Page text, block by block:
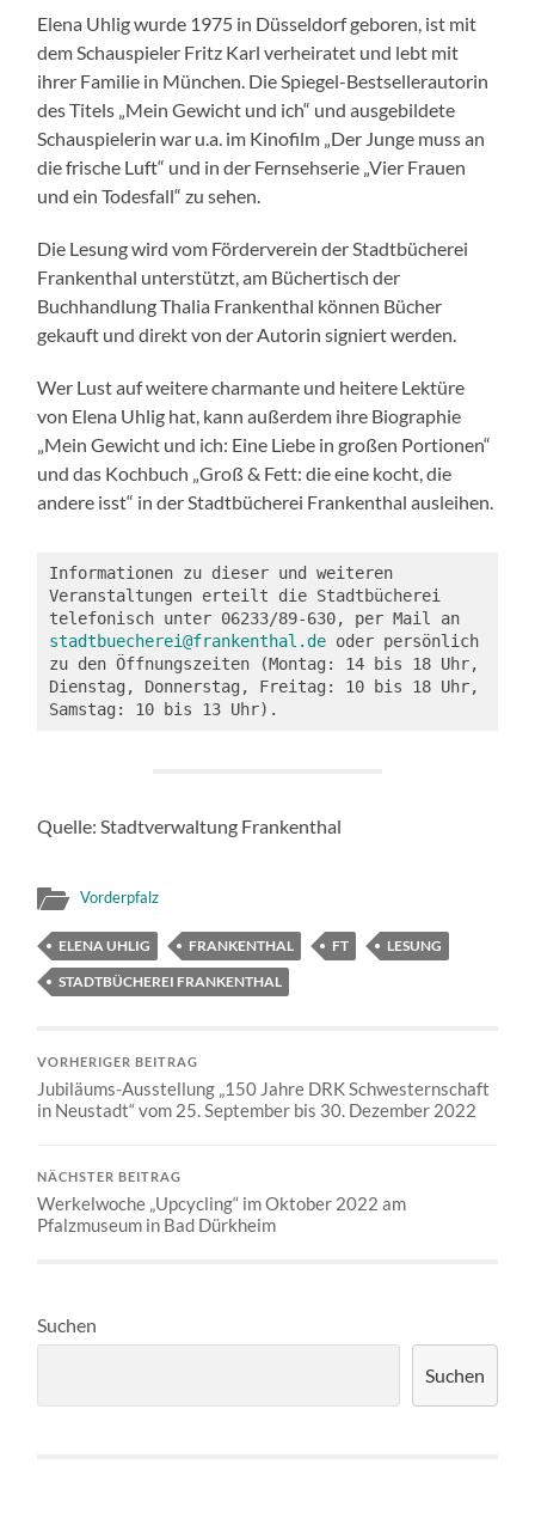
Elena Uhlig wurde 1975 in Düsseldorf geboren, ist mit
dem Schauspieler Fritz Karl verheiratet und lebt mit
ihrer Familie in München. Die Spiegel-Bestsellerautorin
des Titels „Mein Gewicht und ich“ und ausgebildete
Schauspielerin war u.a. im Kinofilm „Der Junge muss an
die frische Luft“ und in der Fernsehserie „Vier Frauen
und ein Todesfall“ zu sehen.
Die Lesung wird vom Förderverein der Stadtbücherei
Frankenthal unterstützt, am Büchertisch der
Buchhandlung Thalia Frankenthal können Bücher
gekauft und direkt von der Autorin signiert werden.
Wer Lust auf weitere charmante und heitere Lektüre
von Elena Uhlig hat, kann außerdem ihre Biographie
„Mein Gewicht und ich: Eine Liebe in großen Portionen“
und das Kochbuch „Groß & Fett: die eine kocht, die
andere isst“ in der Stadtbücherei Frankenthal ausleihen.
Informationen zu dieser und weiteren
Veranstaltungen erteilt die Stadtbücherei
telefonisch unter 06233/89-630, per Mail an
stadtbuecherei@frankenthal.de oder persönlich
zu den Öffnungszeiten (Montag: 14 bis 18 Uhr,
Dienstag, Donnerstag, Freitag: 10 bis 18 Uhr,
Samstag: 10 bis 13 Uhr).
Quelle: Stadtverwaltung Frankenthal
Vorderpfalz
ELENA UHLIG FRANKENTHAL FT
LESUNG
STADTBÜCHEREI FRANKENTHAL
VORHERIGER BEITRAG
Jubiläums-Ausstellung „150 Jahre DRK Schwesternschaft
in Neustadt“ vom 25. September bis 30. Dezember 2022
NÄCHSTER BEITRAG
Werkelwoche „Upcycling“ im Oktober 2022 am
Pfalzmuseum in Bad Dürkheim
Suchen
Suchen